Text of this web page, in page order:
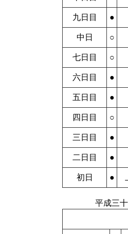
九日目 ●
中日 ○
七日目 ○
六日目 ●
五日目 ●
四日目 ○
三日目 ●
二日目 ●
初日 ●
平成三